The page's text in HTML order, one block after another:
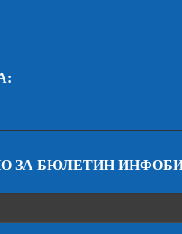
ЗА БЮЛЕТИН